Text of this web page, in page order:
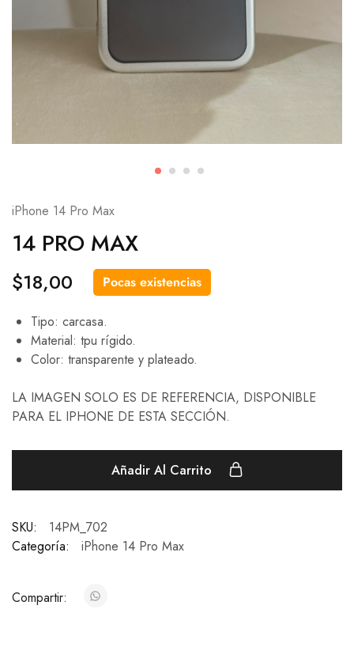
iPhone 14 Pro Max
14 PRO MAX
$18,00 Pocas existencias
Tipo: carcasa.
Material: tpu rígido.
Color: transparente y plateado.
LA IMAGEN SOLO ES DE REFERENCIA, DISPONIBLE
PARA EL IPHONE DE ESTA SECCIÓN.
Añadir Al Carrito
SKU:
14PM_702
Categoría:
iPhone 14 Pro Max
Compartir: